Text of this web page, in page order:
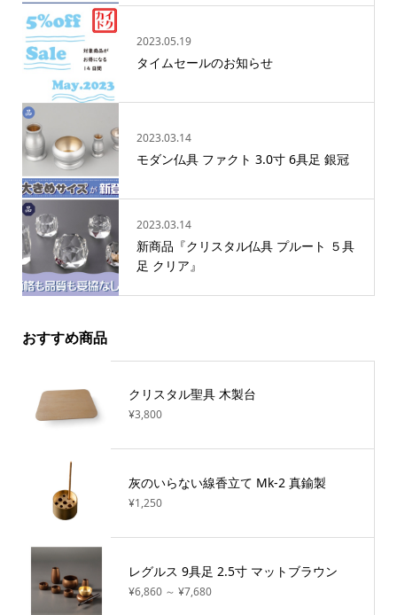
2023.05.19
タイムセールのお知らせ
2023.03.14
モダン仏具 ファクト 3.0寸 6具足 銀冠
2023.03.14
新商品『クリスタル仏具 プルート ５具
足 クリア』
おすすめ商品
クリスタル聖具 木製台
¥3,800
灰のいらない線香立て Mk-2 真鍮製
¥1,250
レグルス 9具足 2.5寸 マットブラウン
¥6,860 ～ ¥7,680